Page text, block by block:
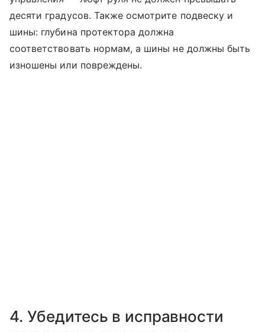
десяти градусов. Также осмотрите подвеску и
шины: глубина протектора должна
соответствовать нормам, а шины не должны быть
изношены или повреждены.
4. Убедитесь в исправности